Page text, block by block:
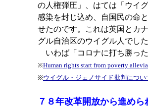
の人権弾圧」、はては「ウイ
感染を封じ込め、自国民の命
せたのです。これは英国とカ
グル自治区のウイグル人でした
いわば「コロナに打ち勝っ
※Human rights start from poverty
※ウイグル・ジェノサイド批判につ
７８年改革開放から進め